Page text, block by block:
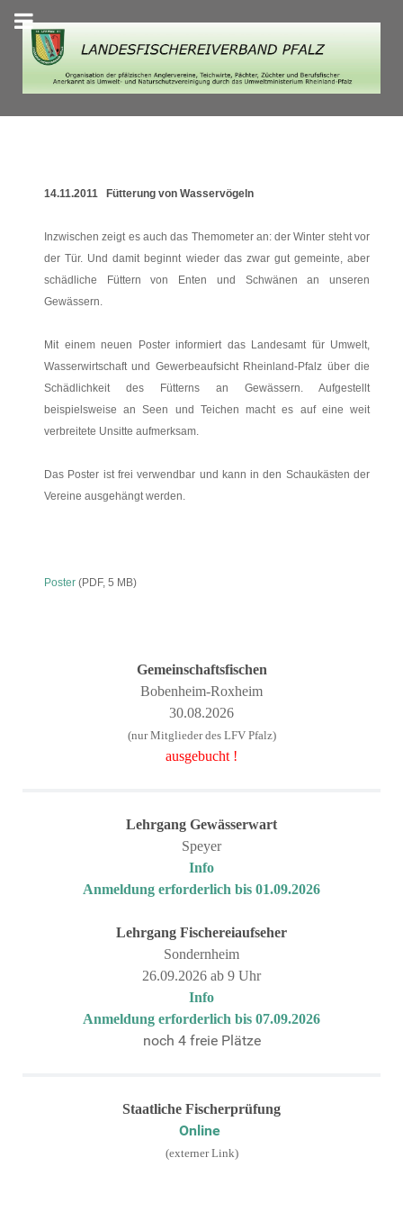
14.11.2011 Fütterung von Wasservögeln
Inzwischen zeigt es auch das Themometer an: der Winter steht vor
der Tür. Und damit beginnt wieder das zwar gut gemeinte, aber
schädliche Füttern von Enten und Schwänen an unseren
Gewässern.
Mit einem neuen Poster informiert das Landesamt für Umwelt,
Wasserwirtschaft und Gewerbeaufsicht Rheinland-Pfalz über die
Schädlichkeit des Fütterns an Gewässern. Aufgestellt
beispielsweise an Seen und Teichen macht es auf eine weit
verbreitete Unsitte aufmerksam.
Das Poster ist frei verwendbar und kann in den Schaukästen der
Vereine ausgehängt werden.
Poster (PDF, 5 MB)
Gemeinschaftsfischen
Bobenheim-Roxheim
30.08.2026
(nur Mitglieder des LFV Pfalz)
ausgebucht !
Lehrgang Gewässerwart
Speyer
Info
Anmeldung erforderlich bis 01.09.2026
Lehrgang Fischereiaufseher
Sondernheim
26.09.2026 ab 9 Uhr
Info
Anmeldung erforderlich bis 07.09.2026
noch 4 freie Plätze
Staatliche Fischerprüfung
Online
(externer Link)